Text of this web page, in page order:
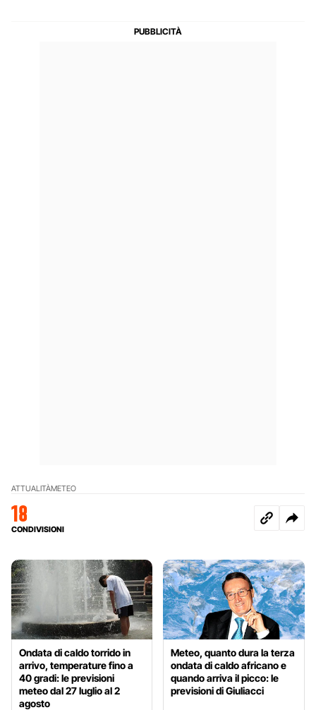
ATTUALITÀMETEO
18
CONDIVISIONI
Ondata di caldo torrido in
arrivo, temperature fino a
40 gradi: le previsioni
meteo dal 27 luglio al 2
agosto
Meteo, quanto dura la terza
ondata di caldo africano e
quando arriva il picco: le
previsioni di Giuliacci